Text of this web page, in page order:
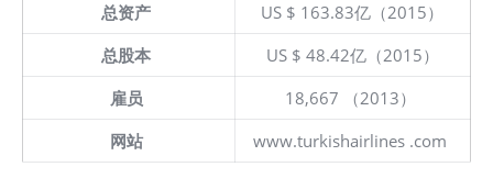
总资产
US $ 163.83亿（2015）
总股本
US $ 48.42亿（2015）
雇员
18,667 （2013）
网站
www.turkishairlines .com